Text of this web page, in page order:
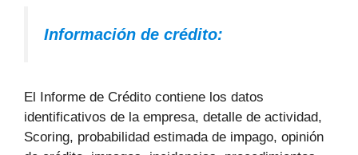
Información de crédito:
El Informe de Crédito contiene los datos
identificativos de la empresa, detalle de actividad,
Scoring, probabilidad estimada de impago, opinión